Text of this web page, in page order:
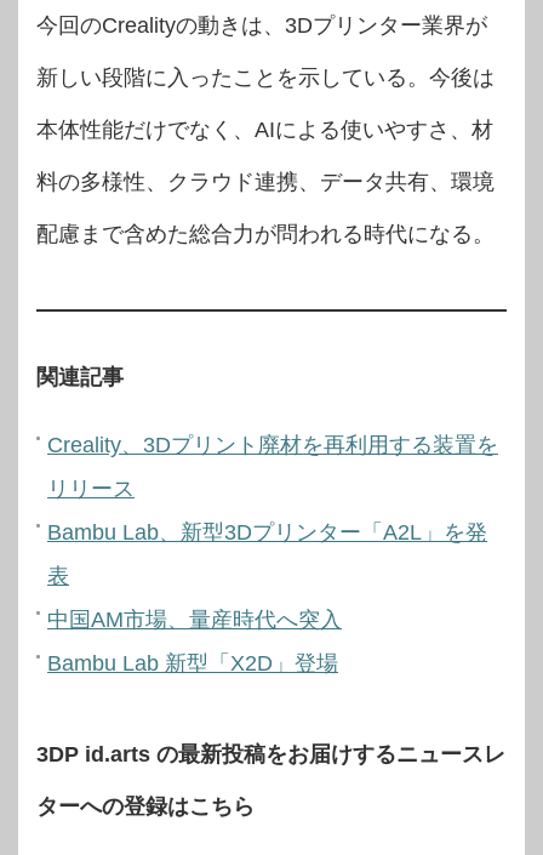
今回のCrealityの動きは、3Dプリンター業界が
新しい段階に入ったことを示している。今後は
本体性能だけでなく、AIによる使いやすさ、材
料の多様性、クラウド連携、データ共有、環境
配慮まで含めた総合力が問われる時代になる。
関連記事
Creality、3Dプリント廃材を再利用する装置を
リリース
Bambu Lab、新型3Dプリンター「A2L」を発
表
中国AM市場、量産時代へ突入
Bambu Lab 新型「X2D」登場
3DP id.arts の最新投稿をお届けするニュースレ
ターへの登録はこちら